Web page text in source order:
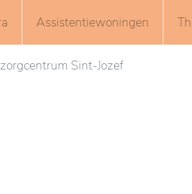
Assistentiewoningen
Sint-Jozef